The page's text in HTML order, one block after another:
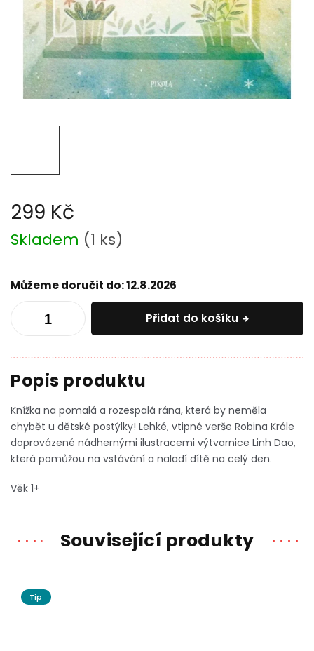
299 Kč
Měrná
cena:
Skladem (1 ks)
Můžeme doručit do:12.8.2026
Přidat do košíku
Knížka na pomalá a rozespalá rána, která by neměla
chybět u dětské postýlky! Lehké, vtipné verše Robina Krále
doprovázené nádhernými ilustracemi výtvarnice Linh Dao,
která pomůžou na vstávání a naladí dítě na celý den.
Věk 1+
Související produkty
Tip